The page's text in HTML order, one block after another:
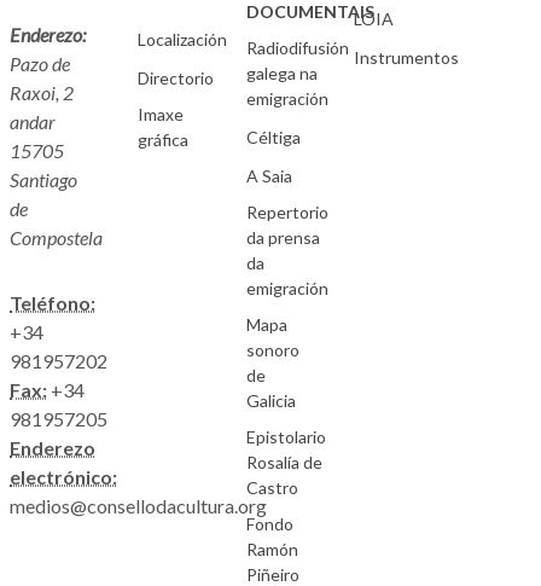
Enderezo:
Pazo de
Raxoi, 2
andar
15705
Santiago
de
Compostela
Teléfono:
+34
981957202
Fax: +34
981957205
Enderezo
electrónico:
medios@consellodacultura.org
Localización
Directorio
Imaxe
gráfica
DOCUMENTAIS
Radiodifusión
galega na
emigración
Céltiga
A Saia
Repertorio
da prensa
da
emigración
Mapa
sonoro
de
Galicia
Epistolario
Rosalía de
Castro
Fondo
Ramón
Piñeiro
LOIA
Instrumentos